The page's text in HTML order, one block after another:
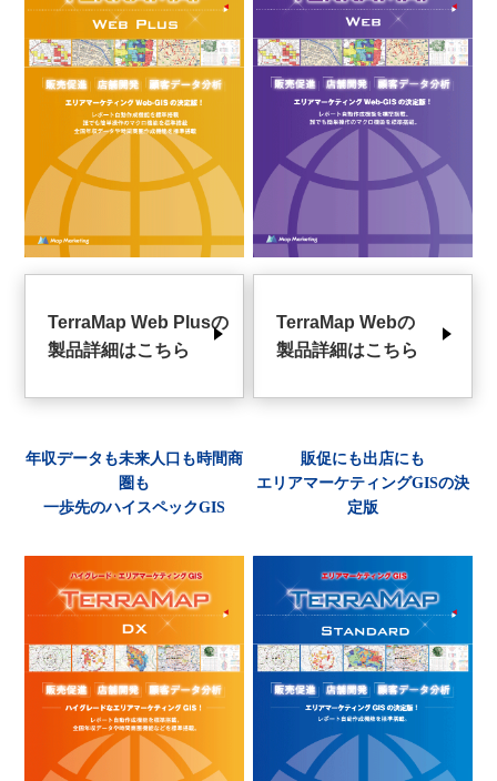
TerraMap Web Plusの
製品詳細はこちら
TerraMap Webの
製品詳細はこちら
年収データも未来人口も時間商
圏も
一歩先のハイスペックGIS
販促にも出店にも
エリアマーケティングGISの決
定版